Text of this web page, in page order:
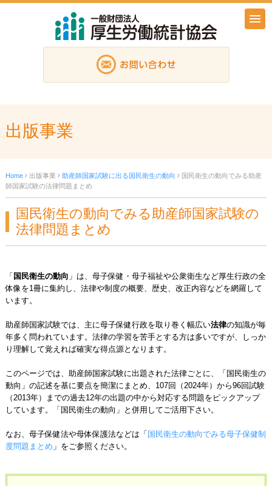
出版事業
Home 出版事業 助産師国家試験に出る国民衛生の動向
国民衛生の動向でみる助産
師国家試験の法律問題まとめ
国民衛生の動向でみる助産師国家試験の
法律問題まとめ
「 国民衛生の動向 」は、母子保健・母子福祉や公衆衛生など厚生行政の全
体像を1冊に集約し、法律や制度の概要、歴史、改正内容などを網羅して
います。
助産師国家試験では、主に母子保健行政を取り巻く幅広い法律の知識が毎
年多く問われています。法律の学習を苦手とする方は多いですが、しっか
り理解して覚えれば確実な得点源となります。
このページでは、助産師国家試験に出題された法律ごとに、「国民衛生の
動向」の記述を基に要点を簡潔にまとめ、107回（2024年）から96回試験
（2013年）までの過去12年の出題の中から対応する問題をピックアップ
しています。「国民衛生の動向」と併用してご活用下さい。
なお、母子保健法や母体保護法などは「 国民衛生の動向でみる母子保健制
度問題まとめ 」をご参照ください。